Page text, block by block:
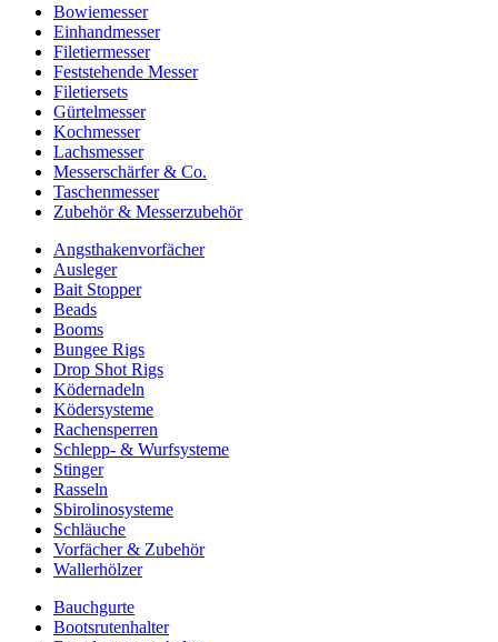
Bowiemesser
Einhandmesser
Filetiermesser
Feststehende Messer
Filetiersets
Gürtelmesser
Kochmesser
Lachsmesser
Messerschärfer & Co.
Taschenmesser
Zubehör & Messerzubehör
Angsthakenvorfächer
Ausleger
Bait Stopper
Beads
Booms
Bungee Rigs
Drop Shot Rigs
Ködernadeln
Ködersysteme
Rachensperren
Schlepp- & Wurfsysteme
Stinger
Rasseln
Sbirolinosysteme
Schläuche
Vorfächer & Zubehör
Wallerhölzer
Bauchgurte
Bootsrutenhalter